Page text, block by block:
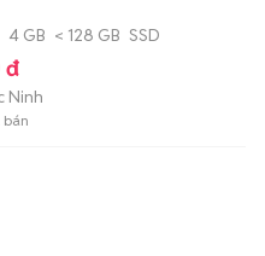
4 GB < 128 GB SSD
đ
Ninh
bán